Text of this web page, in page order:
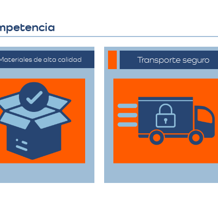
de alta calidad
de primera
categoría para
que todas
sus pertenencias
estén protegidas
el traslado.
Transporte seguro
tecnología avanzada
para asegurar que
cada artículo llegue en
perfecto estado a su